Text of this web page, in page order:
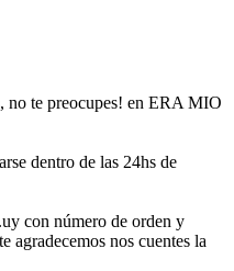
no te preocupes! en ERA MIO
dentro de las 24hs de
con número de orden y
agradecemos nos cuentes la